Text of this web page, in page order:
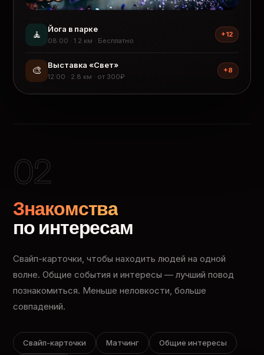
🧘 Йога в парке
08:00 · 1.2 км · Бесплатно
+12
🎨 Выставка «Свет»
12:00 · 2.8 км · от 300₽
+8
02
Знакомства
по интересам
Свайп-карточки, чтобы находить людей на одной
волне. Общие события и интересы — лучший повод
познакомиться. Меньше неловкости, больше
совпадений.
Свайп-карточки Матчинг Общие интересы